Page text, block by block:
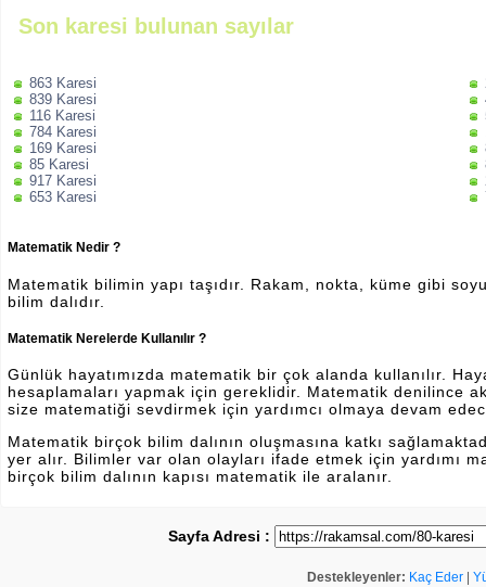
Son karesi bulunan sayılar
863 Karesi
839 Karesi
116 Karesi
784 Karesi
169 Karesi
85 Karesi
917 Karesi
653 Karesi
Matematik Nedir ?
Matematik bilimin yapı taşıdır. Rakam, nokta, küme gibi
bilim dalıdır.
Matematik Nerelerde Kullanılır ?
Günlük hayatımızda matematik bir çok alanda kullanılır.
hesaplamaları yapmak için gereklidir. Matematik denilince
size matematiği sevdirmek için yardımcı olmaya devam
Matematik birçok bilim dalının oluşmasına katkı
yer alır. Bilimler var olan olayları ifade etmek için yardımı
birçok bilim dalının kapısı matematik ile aralanır.
Sayfa Adresi :
Destekleyenler: Kaç Eder